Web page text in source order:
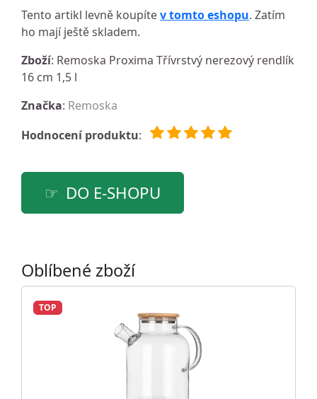
Tento artikl levně koupítev tomto eshopu. Zatím
ho mají ještě skladem.
Zboží: Remoska Proxima Třívrstvý nerezový rendlík
16 cm 1,5 l
Značka: Remoska
Hodnocení produktu:
DO E-SHOPU
Oblíbené zboží
TOP